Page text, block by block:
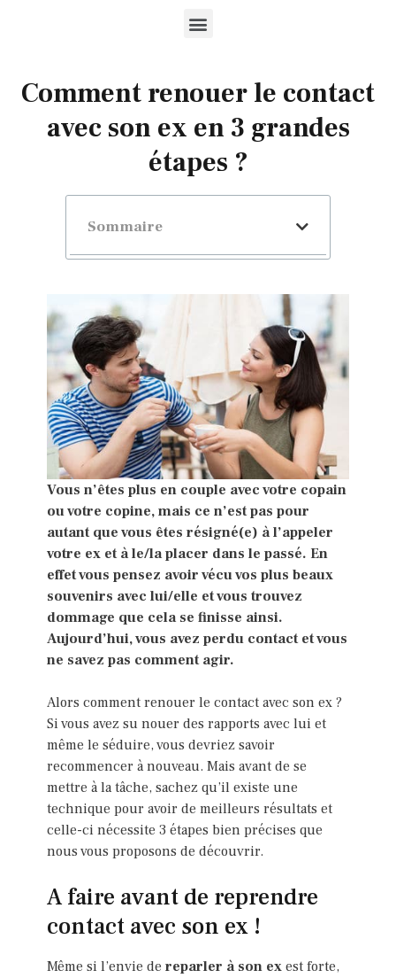
Comment renouer le contact
avec son ex en 3 grandes
étapes ?
Sommaire
Vous n’êtes plus en couple avec votre copain
ou votre copine, mais ce n’est pas pour
autant que vous êtes résigné(e) à l’appeler
votre ex et à le/la placer dans le passé. En
effet vous pensez avoir vécu vos plus beaux
souvenirs avec lui/elle et vous trouvez
dommage que cela se finisse ainsi.
Aujourd’hui, vous avez perdu contact et vous
ne savez pas comment agir.
Alors comment renouer le contact avec son ex ?
Si vous avez su nouer des rapports avec lui et
même le séduire, vous devriez savoir
recommencer à nouveau. Mais avant de se
mettre à la tâche, sachez qu’il existe une
technique pour avoir de meilleurs résultats et
celle-ci nécessite 3 étapes bien précises que
nous vous proposons de découvrir.
A faire avant de reprendre
contact avec son ex !
Même si l’envie de reparler à son exest forte,